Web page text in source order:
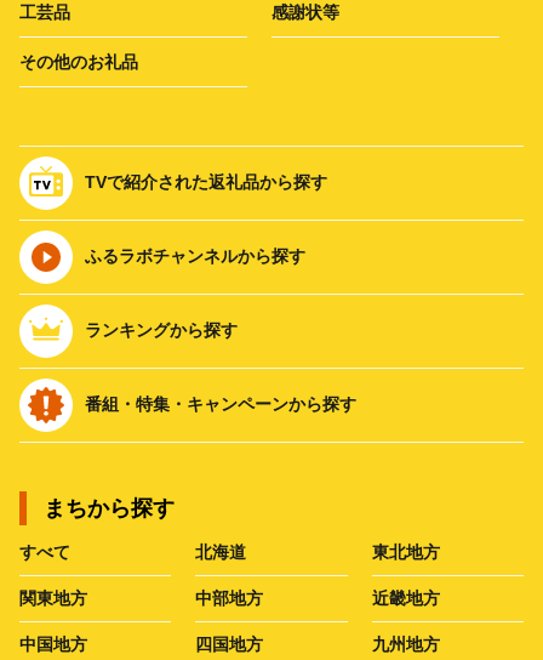
工芸品 感謝状等
その他のお礼品
TVで紹介された返礼品から探す
ふるラボチャンネルから探す
ランキングから探す
番組・特集・キャンペーンから探す
まちから探す
すべて 北海道 東北地方
関東地方 中部地方 近畿地方
中国地方 四国地方 九州地方